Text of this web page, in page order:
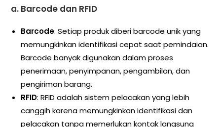
a. Barcode dan RFID
Barcode: Setiap produk diberi barcode unik yang
memungkinkan identifikasi cepat saat pemindaian.
Barcode banyak digunakan dalam proses
penerimaan, penyimpanan, pengambilan, dan
pengiriman barang.
RFID: RFID adalah sistem pelacakan yang lebih
canggih karena memungkinkan identifikasi dan
pelacakan tanpa memerlukan kontak langsung